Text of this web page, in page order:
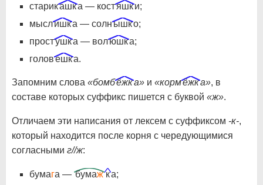
старикашка — костяшки;
мыслишка — солнышко;
простушка — волюшка;
головешка.
Запомним слова «бомбёжка» и «кормёжка», в
составе которых суффикс пишется с буквой «ж».
Отличаем эти написания от лексем с суффиксом -к-,
который находится после корня с чередующимися
согласными г//ж:
бумага — бумаж ка;